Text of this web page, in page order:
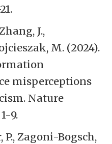
J.,
M. (2024).
misperceptions
Nature
9.
P., Zagoni-Bogsch,